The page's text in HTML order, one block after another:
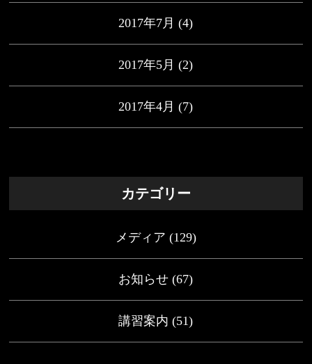
2017年7月 (4)
2017年5月 (2)
2017年4月 (7)
カテゴリー
メディア (129)
お知らせ (67)
講習案内 (51)